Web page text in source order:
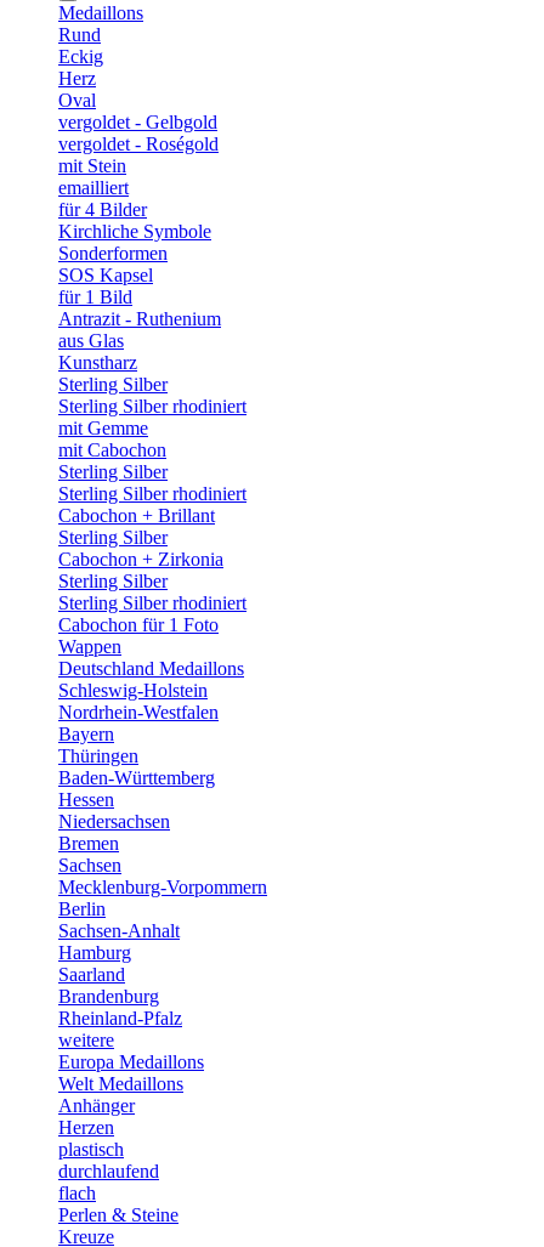
Medaillons
Rund
Eckig
Herz
Oval
vergoldet - Gelbgold
vergoldet - Roségold
mit Stein
emailliert
für 4 Bilder
Kirchliche Symbole
Sonderformen
SOS Kapsel
für 1 Bild
Antrazit - Ruthenium
aus Glas
Kunstharz
Sterling Silber
Sterling Silber rhodiniert
mit Gemme
mit Cabochon
Sterling Silber
Sterling Silber rhodiniert
Cabochon + Brillant
Sterling Silber
Cabochon + Zirkonia
Sterling Silber
Sterling Silber rhodiniert
Cabochon für 1 Foto
Wappen
Deutschland Medaillons
Schleswig-Holstein
Nordrhein-Westfalen
Bayern
Thüringen
Baden-Württemberg
Hessen
Niedersachsen
Bremen
Sachsen
Mecklenburg-Vorpommern
Berlin
Sachsen-Anhalt
Hamburg
Saarland
Brandenburg
Rheinland-Pfalz
weitere
Europa Medaillons
Welt Medaillons
Anhänger
Herzen
plastisch
durchlaufend
flach
Perlen & Steine
Kreuze